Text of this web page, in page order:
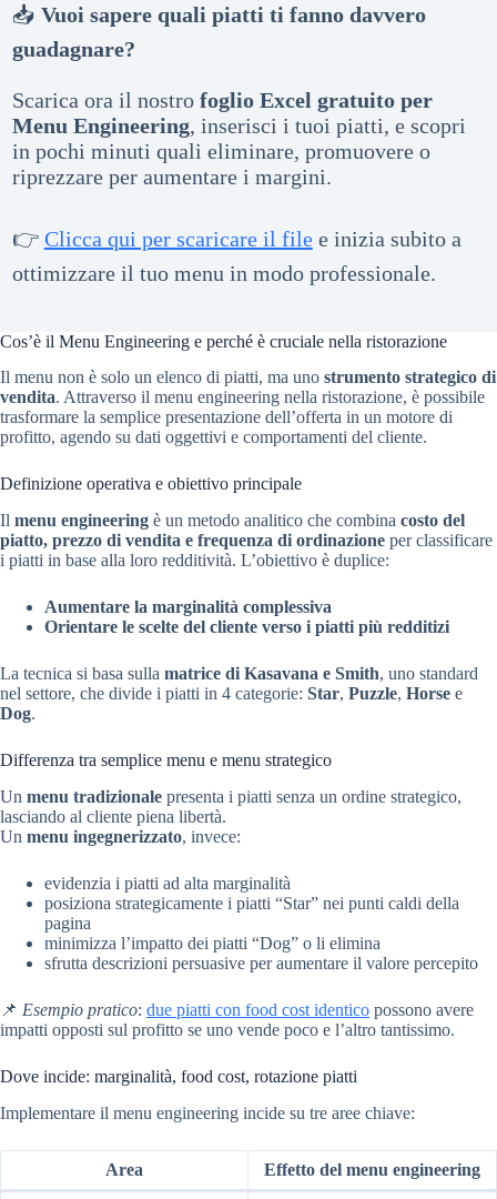
📥 Vuoi sapere quali piatti ti fanno davvero
guadagnare?
Scarica ora il nostro foglio Excel gratuito per
Menu Engineering, inserisci i tuoi piatti, e scopri
in pochi minuti quali eliminare, promuovere o
riprezzare per aumentare i margini.
👉 Clicca qui per scaricare il filee inizia subito a
ottimizzare il tuo menu in modo professionale.
Cos’è il Menu Engineering e perché è cruciale nella ristorazione
Il menu non è solo un elenco di piatti, ma uno strumento strategico di
vendita. Attraverso il menu engineering nella ristorazione, è possibile
trasformare la semplice presentazione dell’offerta in un motore di
profitto, agendo su dati oggettivi e comportamenti del cliente.
Definizione operativa e obiettivo principale
Il menu engineering è un metodo analitico che combina costo del
piatto, prezzo di vendita e frequenza di ordinazione per classificare
i piatti in base alla loro redditività. L’obiettivo è duplice:
Aumentare la marginalità complessiva
Orientare le scelte del cliente verso i piatti più redditizi
La tecnica si basa sulla matrice di Kasavana e Smith, uno standard
nel settore, che divide i piatti in 4 categorie: Star, Puzzle, Horse e
Dog.
Differenza tra semplice menu e menu strategico
Un menu tradizionale presenta i piatti senza un ordine strategico,
lasciando al cliente piena libertà.
Un menu ingegnerizzato, invece:
evidenzia i piatti ad alta marginalità
posiziona strategicamente i piatti “Star” nei punti caldi della
pagina
minimizza l’impatto dei piatti “Dog” o li elimina
sfrutta descrizioni persuasive per aumentare il valore percepito
📌 Esempio pratico: due piatti con food cost identico possono avere
impatti opposti sul profitto se uno vende poco e l’altro tantissimo.
Dove incide: marginalità, food cost, rotazione piatti
Implementare il menu engineering incide su tre aree chiave:
Area Effetto del menu engineering